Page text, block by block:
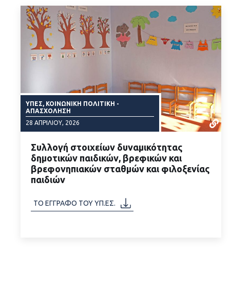
ΥΠΕΣ, ΚΟΙΝΩΝΙΚΉ ΠΟΛΙΤΙΚΉ -
ΑΠΑΣΧΌΛΗΣΗ
28 ΑΠΡΙΛΊΟΥ, 2026
Συλλογή στοιχείων δυναμικότητας
δημοτικών παιδικών, βρεφικών και
βρεφονηπιακών σταθμών και φιλοξενίας
παιδιών
ΤΟ ΕΓΓΡΑΦΟ ΤΟΥ ΥΠ.ΕΣ.